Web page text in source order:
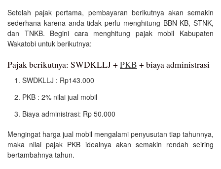
Setelah pajak pertama, pembayaran berikutnya akan semakin
sederhana karena anda tidak perlu menghitung BBN KB, STNK,
dan TNKB. Begini cara menghitung pajak mobil Kabupaten
Wakatobi untuk berikutnya:
Pajak berikutnya: SWDKLLJ +PKB + biaya administrasi
SWDKLLJ : Rp143.000
PKB : 2% nilai jual mobil
Biaya administrasi: Rp 50.000
Mengingat harga jual mobil mengalami penyusutan tiap tahunnya,
maka nilai pajak PKB idealnya akan semakin rendah seiring
bertambahnya tahun.